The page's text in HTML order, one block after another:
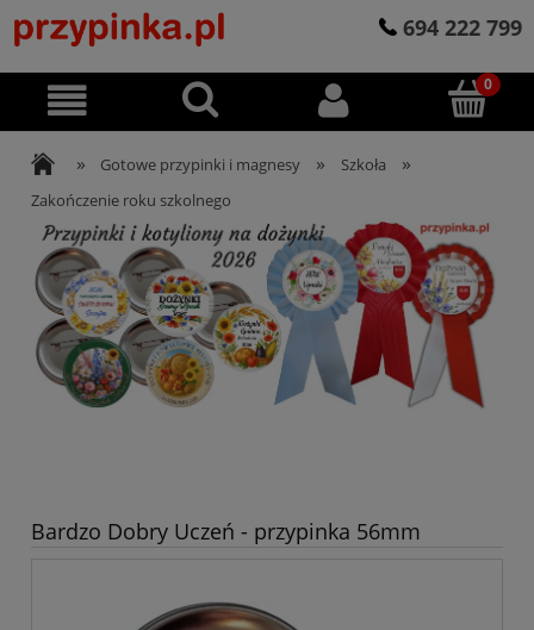
694 222 799
» Gotowe przypinki i magnesy » Szkoła »
Zakończenie roku szkolnego
Bardzo Dobry Uczeń - przypinka 56mm